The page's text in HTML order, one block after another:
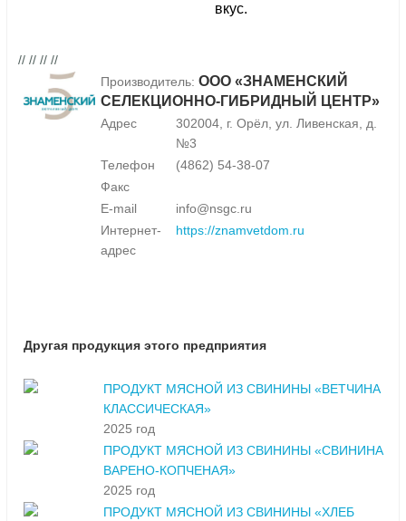
вкус.
// // // //
Производитель: ООО «ЗНАМЕНСКИЙ
СЕЛЕКЦИОННО-ГИБРИДНЫЙ ЦЕНТР»
Адрес
302004, г. Орёл, ул. Ливенская, д.
№3
Телефон
(4862) 54-38-07
Факс
E-mail
info@nsgc.ru
Интернет-
адрес
https://znamvetdom.ru
Другая продукция этого предприятия
ПРОДУКТ МЯСНОЙ ИЗ СВИНИНЫ «ВЕТЧИНА
КЛАССИЧЕСКАЯ»
2025 год
ПРОДУКТ МЯСНОЙ ИЗ СВИНИНЫ «СВИНИНА
ВАРЕНО-КОПЧЕНАЯ»
2025 год
ПРОДУКТ МЯСНОЙ ИЗ СВИНИНЫ «ХЛЕБ